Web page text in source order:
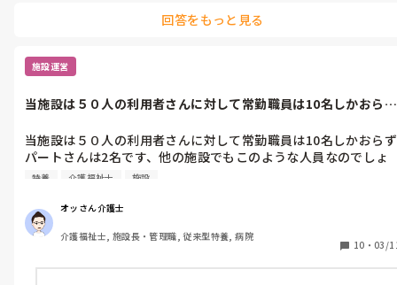
あとは[都道府県ビンゴ]など盛り上がってます。これは[書く]という
回答をもっと見る
施設運営
当施設は５０人の利用者さんに対して常勤職員は10名しかおらず
当施設は５０人の利用者さんに対して常勤職員は10名しかおらず
パートさんは2名です、他の施設でもこのような人員なのでしょ
うか？施設長に足りなくてシフト表作れないと言っても、うちは
特養 介護福祉士 施設
オッさん介護士
介護福祉士, 施設長・管理職, 従来型特養, 病院
10 ・ 03/